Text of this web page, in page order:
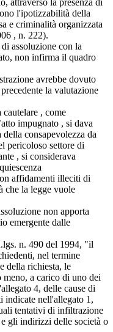
l'ipotizzabilità della
e criminalità organizzata
, n. 222).
assoluzione con la
non infirma il quadro
avrebbe dovuto
la valutazione
, come
impugnato , si dava
consapevolezza da
pericoloso settore di
, si considerava
affidamenti illeciti di
che la legge vuole
non apporta
emergente dalle
n. 490 del 1994, "il
nel termine
della richiesta, le
a carico di uno dei
4, delle cause di
indicate nell'allegato 1,
tentativi di infiltrazione
gli indirizzi delle società o